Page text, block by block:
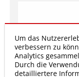
Um das
verbessern zu
Analytics
Durch die
detailliertere